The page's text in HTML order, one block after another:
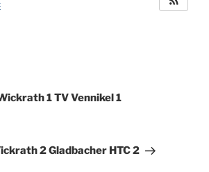
1 TV Vennikel 1
2 Gladbacher HTC 2